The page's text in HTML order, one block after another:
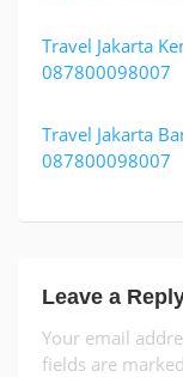
Travel Jakarta
087800098007
Travel Jakarta
087800098007
Leave a
Your email
fields are marked